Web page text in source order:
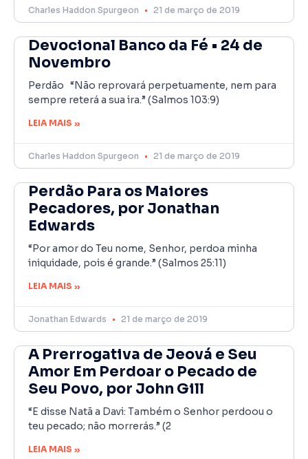
Charles Haddon Spurgeon 21 de março de 2019
Devocional Banco da Fé • 24 de
Novembro
Perdão “Não reprovará perpetuamente, nem para
sempre reterá a sua ira.” (Salmos 103:9)
LEIA MAIS »
Charles Haddon Spurgeon 21 de março de 2019
Perdão Para os Maiores
Pecadores, por Jonathan
Edwards
“Por amor do Teu nome, Senhor, perdoa minha
iniquidade, pois é grande.” (Salmos 25:11)
LEIA MAIS »
Jonathan Edwards 21 de março de 2019
A Prerrogativa de Jeová e Seu
Amor Em Perdoar o Pecado de
Seu Povo, por John Gill
“E disse Natã a Davi: Também o Senhor perdoou o
teu pecado; não morrerás.” (2
LEIA MAIS »